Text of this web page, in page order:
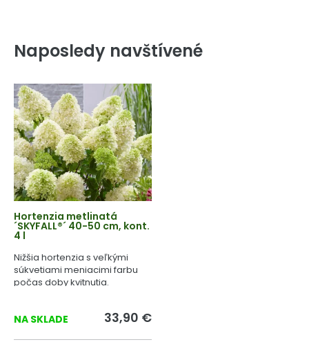
Naposledy navštívené
Hortenzia metlinatá
´SKYFALL®´ 40-50 cm, kont.
4 l
Nižšia hortenzia s veľkými
súkvetiami meniacimi farbu
počas doby kvitnutia.
NA SKLADE 33,90 €